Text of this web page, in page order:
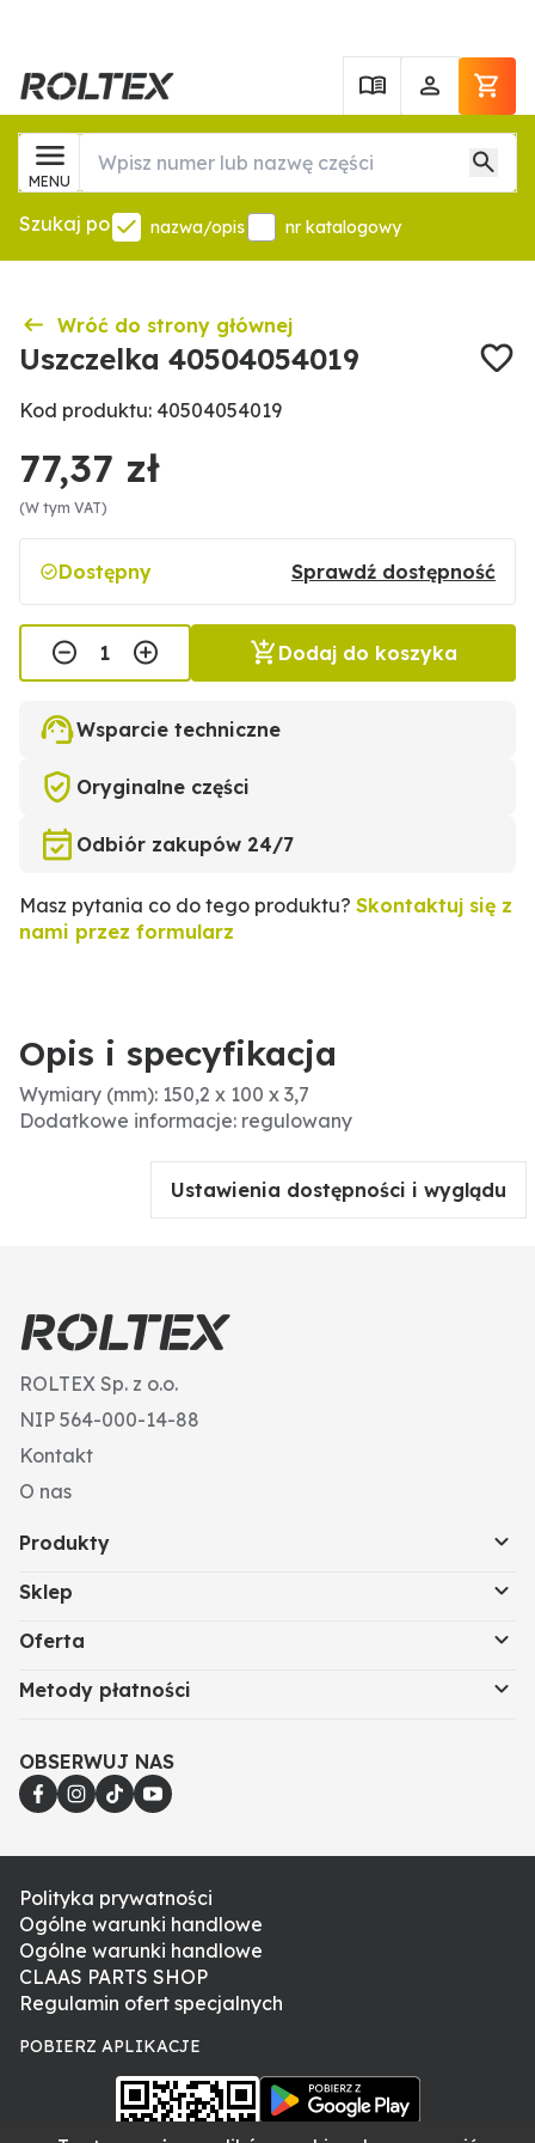
MENU
Szukaj po nazwa/opis nr katalogowy
Wróć do strony głównej
Uszczelka 40504054019
Kod produktu: 40504054019
77,37 zł
(W tym VAT)
Dostępny Sprawdź dostępność
Dodaj do koszyka
Wsparcie techniczne
Oryginalne części
Odbiór zakupów 24/7
Masz pytania co do tego produktu? Skontaktuj się z
nami przez formularz
Opis i specyfikacja
Wymiary (mm): 150,2 x 100 x 3,7
Dodatkowe informacje: regulowany
Ustawienia dostępności i wyglądu
ROLTEX Sp. z o.o.
NIP 564-000-14-88
Kontakt
O nas
Produkty
Sklep
Oferta
Metody płatności
OBSERWUJ NAS
Polityka prywatności
Ogólne warunki handlowe
Ogólne warunki handlowe
CLAAS PARTS SHOP
Regulamin ofert specjalnych
POBIERZ APLIKACJE